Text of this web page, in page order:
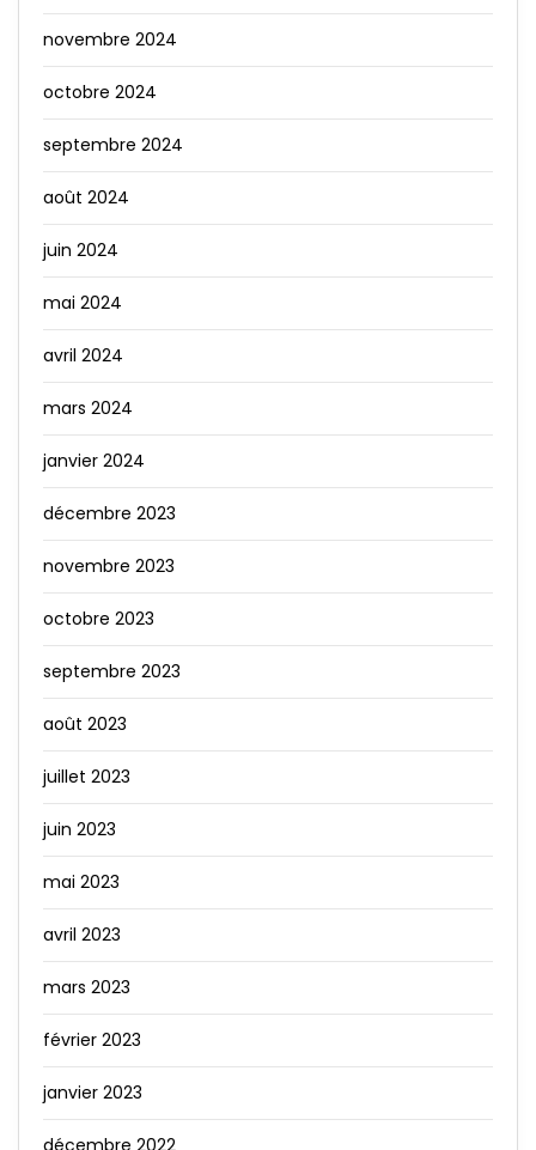
novembre 2024
octobre 2024
septembre 2024
août 2024
juin 2024
mai 2024
avril 2024
mars 2024
janvier 2024
décembre 2023
novembre 2023
octobre 2023
septembre 2023
août 2023
juillet 2023
juin 2023
mai 2023
avril 2023
mars 2023
février 2023
janvier 2023
décembre 2022